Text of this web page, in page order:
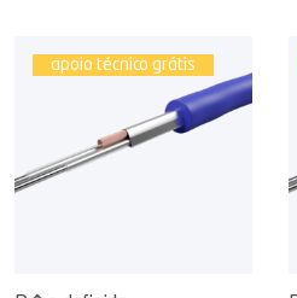
apoio técnico grátis